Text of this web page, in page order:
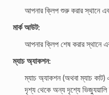
আপনার ক্লিপ শুরু করার স্থানে
মার্ক আউট:
আপনার ক্লিপ শেষ করার স্থানে
ম্যাচ অ্যাকশন:
ম্যাচ অ্যাকশন (অথবা ম্যাচ কাট)
দৃশ্য থেকে অন্য দৃশ্যে ভিজ্যুয়ালি